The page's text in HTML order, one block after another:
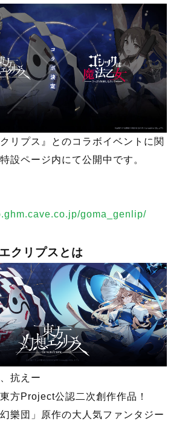
クリプス』とのコラボイベントに関
設ページ内にて公開中です。
goma_genlip/
クリプスとは
抗えー
方Project公認二次創作作品！
幻樂団」原作の大人気ファンタジー